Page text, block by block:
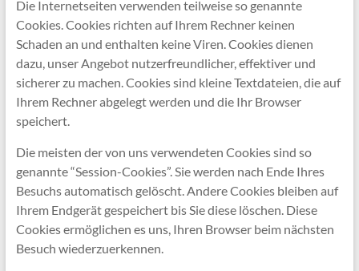
Die Internetseiten verwenden teilweise so genannte
Cookies. Cookies richten auf Ihrem Rechner keinen
Schaden an und enthalten keine Viren. Cookies dienen
dazu, unser Angebot nutzerfreundlicher, effektiver und
sicherer zu machen. Cookies sind kleine Textdateien, die auf
Ihrem Rechner abgelegt werden und die Ihr Browser
speichert.
Die meisten der von uns verwendeten Cookies sind so
genannte “Session-Cookies”. Sie werden nach Ende Ihres
Besuchs automatisch gelöscht. Andere Cookies bleiben auf
Ihrem Endgerät gespeichert bis Sie diese löschen. Diese
Cookies ermöglichen es uns, Ihren Browser beim nächsten
Besuch wiederzuerkennen.